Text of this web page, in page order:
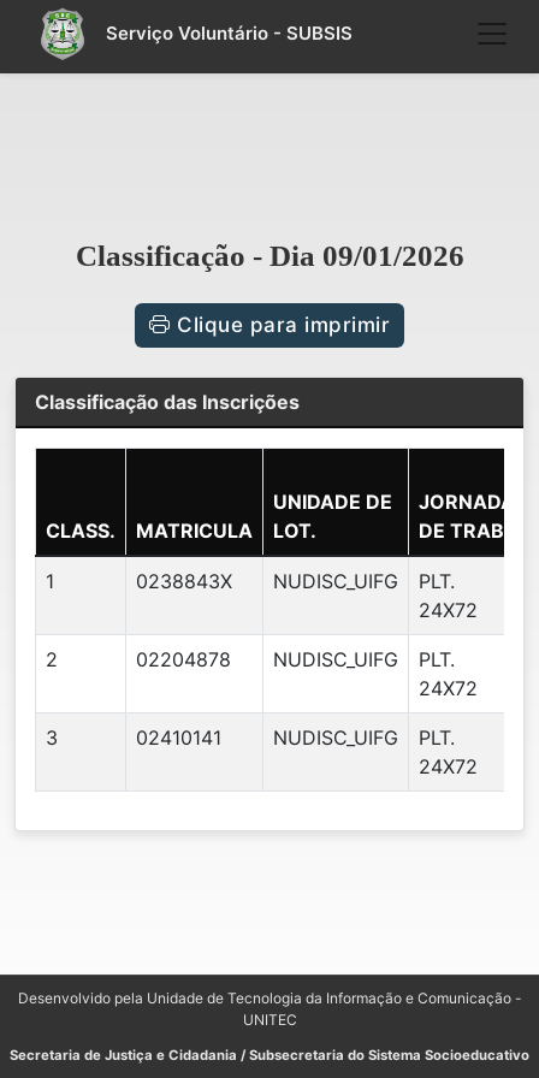
Serviço Voluntário - SUBSIS
Classificação - Dia 09/01/2026
Clique para imprimir
Classificação das Inscrições
CLASS. MATRICULA
UNIDADE DE
LOT.
JORNADA
DE TRAB.
1 0238843X NUDISC_UIFG
PLT.
24X72
2 02204878 NUDISC_UIFG
PLT.
24X72
3 02410141 NUDISC_UIFG
PLT.
24X72
Desenvolvido pela Unidade de Tecnologia da Informação e Comunicação -
UNITEC
Secretaria de Justiça e Cidadania / Subsecretaria do Sistema Socioeducativo